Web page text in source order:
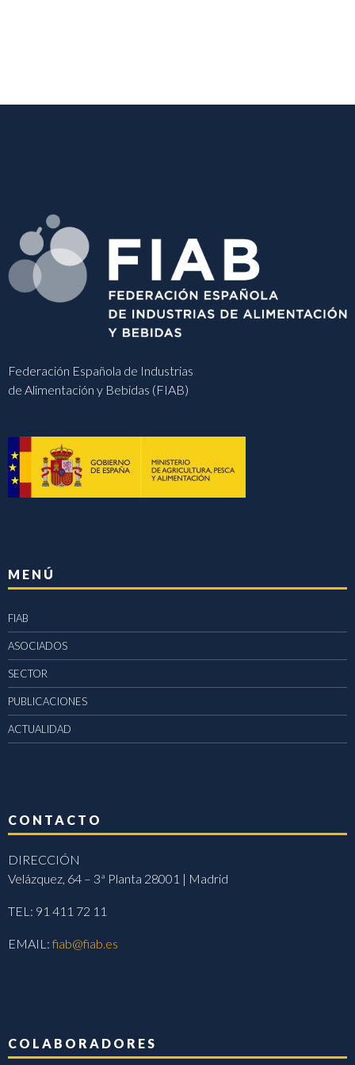
Federación Española de Industrias
de Alimentación y Bebidas (FIAB)
MENÚ
FIAB
ASOCIADOS
SECTOR
PUBLICACIONES
ACTUALIDAD
CONTACTO
DIRECCIÓN
Velázquez, 64 – 3ª Planta 28001 | Madrid
TEL: 91 411 72 11
EMAIL:fiab@fiab.es
COLABORADORES